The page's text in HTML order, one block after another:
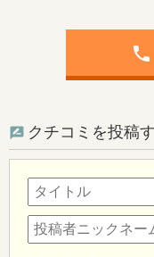
phone
クチコミを投稿